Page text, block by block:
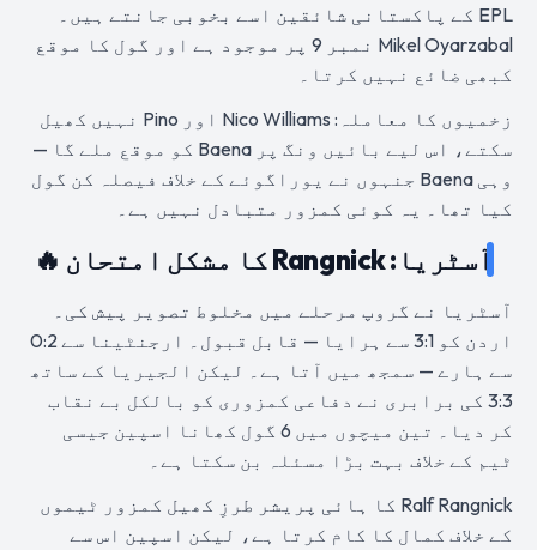
EPL کے پاکستانی شائقین اسے بخوبی جانتے ہیں۔
Mikel Oyarzabal نمبر 9 پر موجود ہے اور گول کا موقع
کبھی ضائع نہیں کرتا۔
زخمیوں کا معاملہ: Nico Williams اور Pino نہیں کھیل
سکتے، اس لیے بائیں ونگ پر Baena کو موقع ملے گا —
وہی Baena جنہوں نے یوراگوئے کے خلاف فیصلہ کن گول
کیا تھا۔ یہ کوئی کمزور متبادل نہیں ہے۔
آسٹریا: Rangnick کا مشکل امتحان 🔥
آسٹریا نے گروپ مرحلے میں مخلوط تصویر پیش کی۔
اردن کو 3:1 سے ہرایا — قابل قبول۔ ارجنٹینا سے 0:2
سے ہارے — سمجھ میں آتا ہے۔ لیکن الجیریا کے ساتھ
3:3 کی برابری نے دفاعی کمزوری کو بالکل بے نقاب
کر دیا۔ تین میچوں میں 6 گول کھانا اسپین جیسی
ٹیم کے خلاف بہت بڑا مسئلہ بن سکتا ہے۔
Ralf Rangnick کا ہائی پریشر طرزِ کھیل کمزور ٹیموں
کے خلاف کمال کا کام کرتا ہے، لیکن اسپین اس سے